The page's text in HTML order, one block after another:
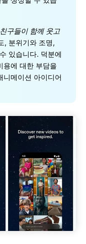
구들이 함께 웃고
, 분위기와 조명,
있습니다. 덕분에
용에 대한 부담을
니메이션 아이디어